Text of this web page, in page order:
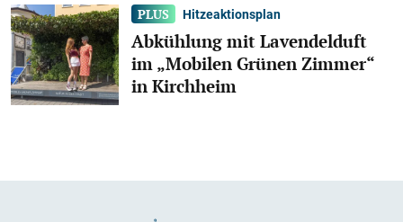
Hitzeaktionsplan
Abkühlung mit Lavendelduft
im „Mobilen Grünen Zimmer“
in Kirchheim